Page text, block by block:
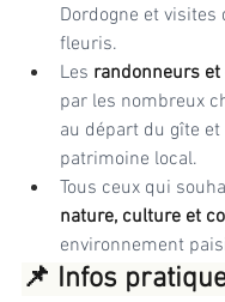
Dordogne et visites
fleuris.
Les randonneurs
par les nombreux
au départ du gîte
patrimoine local.
Tous ceux qui
nature, culture et
environnement
📌 Infos